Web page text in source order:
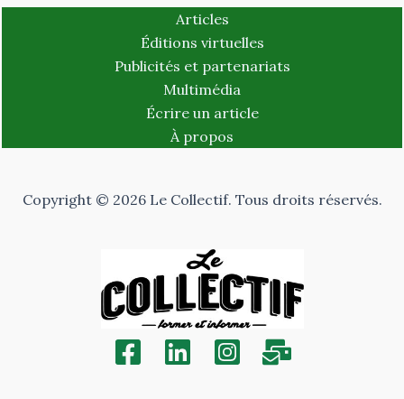
Articles
Éditions virtuelles
Publicités et partenariats
Multimédia
Écrire un article
À propos
Copyright © 2026 Le Collectif. Tous droits réservés.